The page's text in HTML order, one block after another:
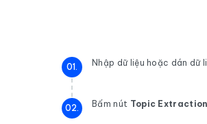
Nhập dữ liệu hoặc dán dữ
Bấm nút Topic Extraction